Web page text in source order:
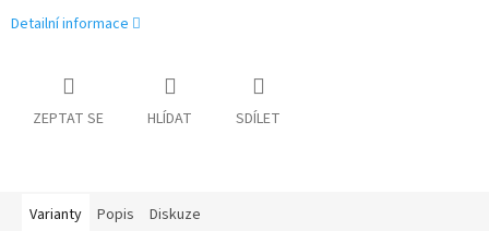
Detailní informace
ZEPTAT SE HLÍDAT SDÍLET
Varianty Popis Diskuze